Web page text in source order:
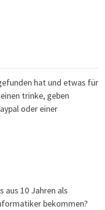
hat und etwas für
trinke, geben
oder einer
aus 10 Jahren als
bekommen?